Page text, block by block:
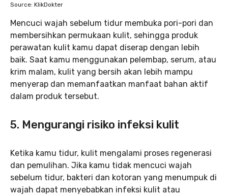
Source: KlikDokter
Mencuci wajah sebelum tidur membuka pori-pori dan
membersihkan permukaan kulit, sehingga produk
perawatan kulit kamu dapat diserap dengan lebih
baik. Saat kamu menggunakan pelembap, serum, atau
krim malam, kulit yang bersih akan lebih mampu
menyerap dan memanfaatkan manfaat bahan aktif
dalam produk tersebut.
5. Mengurangi risiko infeksi kulit
Ketika kamu tidur, kulit mengalami proses regenerasi
dan pemulihan. Jika kamu tidak mencuci wajah
sebelum tidur, bakteri dan kotoran yang menumpuk di
wajah dapat menyebabkan infeksi kulit atau